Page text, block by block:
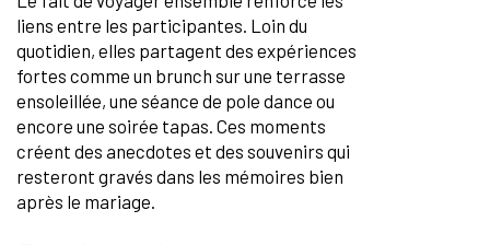
liens entre les participantes. Loin du
quotidien, elles partagent des expériences
fortes comme un brunch sur une terrasse
ensoleillée, une séance de pole dance ou
encore une soirée tapas. Ces moments
créent des anecdotes et des souvenirs qui
resteront gravés dans les mémoires bien
après le mariage.